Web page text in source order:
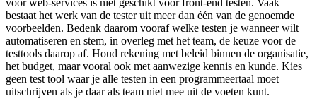
voor web-services is niet geschikt voor front-end testen. Vaak
bestaat het werk van de tester uit meer dan één van de genoemde
voorbeelden. Bedenk daarom vooraf welke testen je wanneer wilt
automatiseren en stem, in overleg met het team, de keuze voor de
testtools daarop af. Houd rekening met beleid binnen de organisatie,
het budget, maar vooral ook met aanwezige kennis en kunde. Kies
geen test tool waar je alle testen in een programmeertaal moet
uitschrijven als je daar als team niet mee uit de voeten kunt.